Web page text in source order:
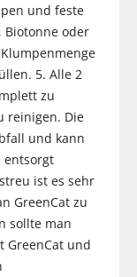
und feste
Biotonne oder
5. Alle 2
zu
reinigen. Die
und kann
entsorgt
ist es sehr
GreenCat zu
sollte man
GreenCat und